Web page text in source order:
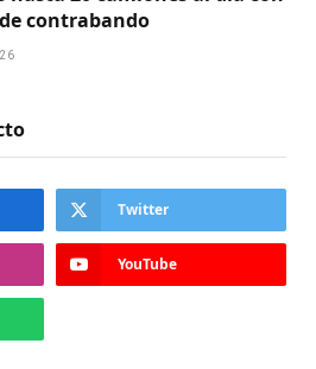
contrabando
Twitter
YouTube